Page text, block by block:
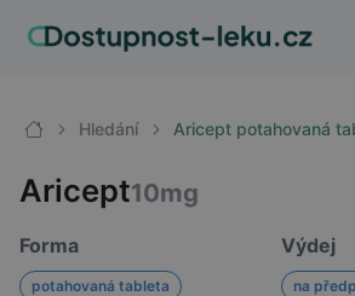
Hledání Aricept potahovaná
Aricept10mg
Forma
potahovaná tableta
Výdej
na